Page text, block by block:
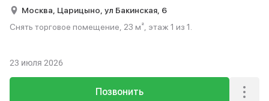
Москва, Царицыно, ул Бакинская, 6
Снять торговое помещение, 23 м², этаж 1 из 1.
Позвонить
23 июля 2026